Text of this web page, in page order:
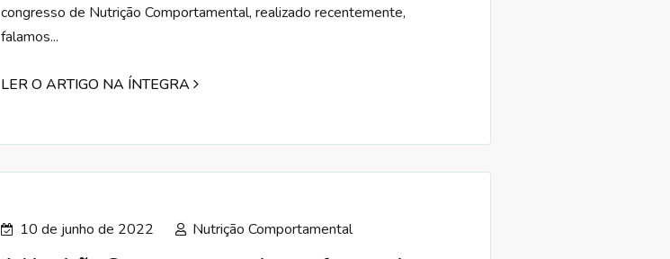
congresso de Nutrição Comportamental, realizado recentemente,
falamos...
LER O ARTIGO NA ÍNTEGRA
10 de junho de 2022 Nutrição Comportamental